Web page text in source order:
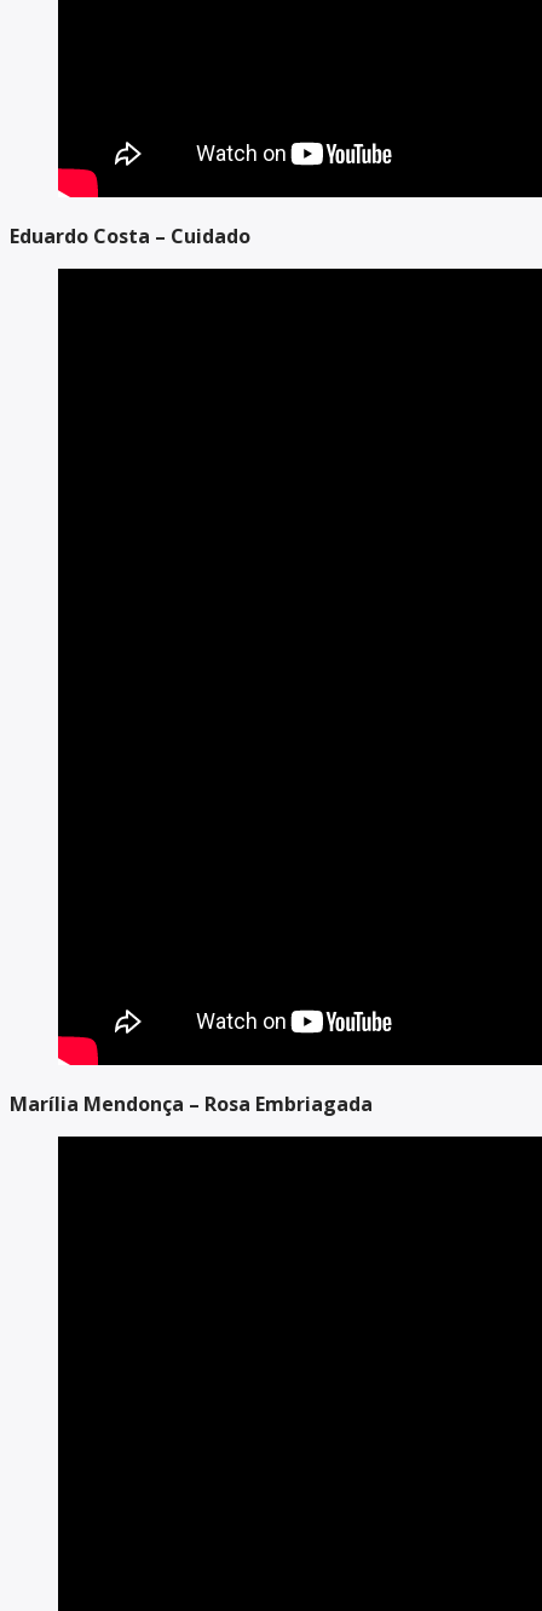
Eduardo Costa – Cuidado
Marília Mendonça – Rosa Embriagada